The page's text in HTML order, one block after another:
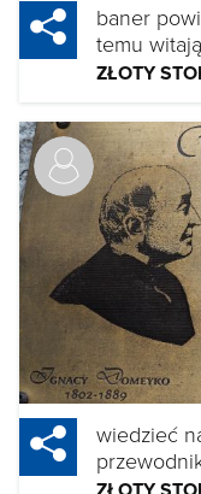
baner
temu
ZŁOTY
wiedzieć